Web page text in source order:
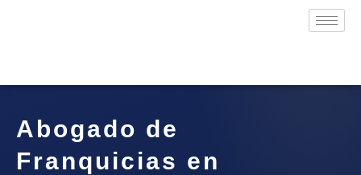
Abogado de
Franquicias en